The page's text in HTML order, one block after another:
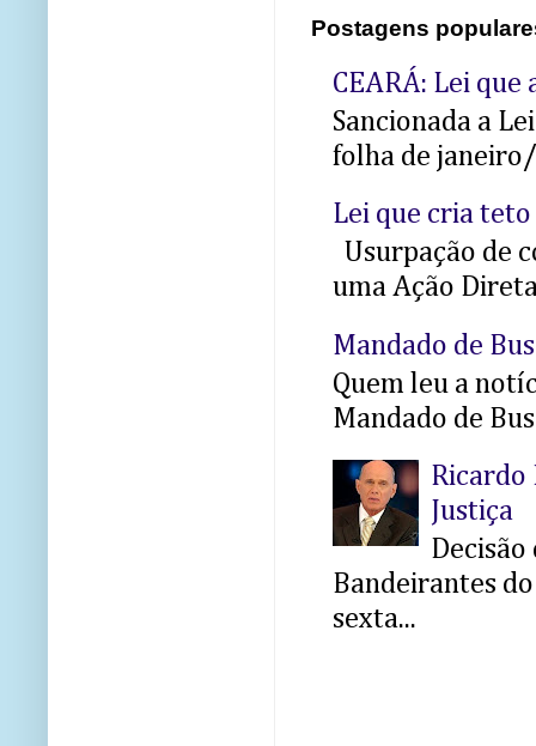
Postagens
CEARÁ: Lei
Sancionada a
folha de
Lei que cria
Usurpação de
uma Ação
Mandado de
Quem leu a
Mandado de
Ricardo
Justiça
Decisão
Bandeirantes
sexta...